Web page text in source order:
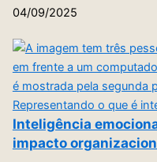
04/09/2025
Inteligência
impacto